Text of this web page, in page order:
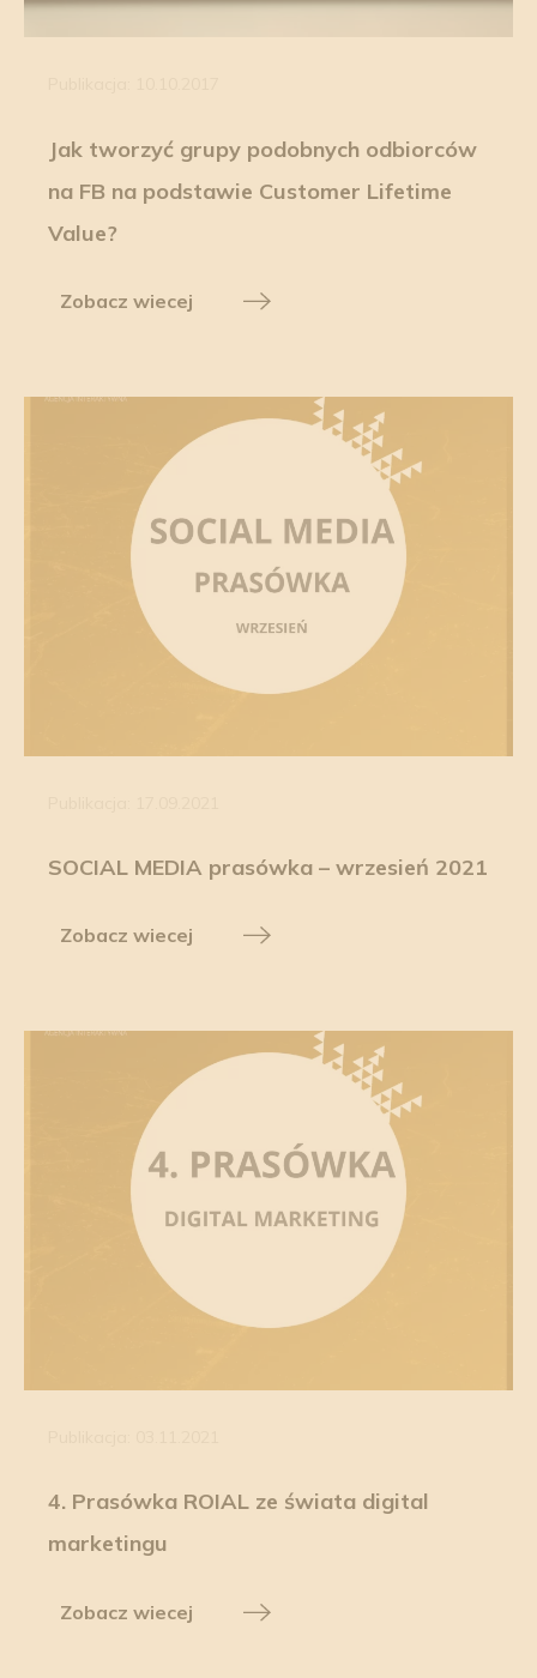
Jak tworzyć grupy podobnych odbiorców
na FB na podstawie Customer Lifetime
Value?
Zobacz wiecej
SOCIAL MEDIA prasówka – wrzesień 2021
Zobacz wiecej
4. Prasówka ROIAL ze świata digital
marketingu
Zobacz wiecej